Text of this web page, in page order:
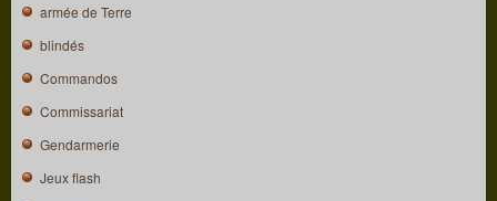
armée de Terre
blindés
Commandos
Commissariat
Gendarmerie
Jeux flash